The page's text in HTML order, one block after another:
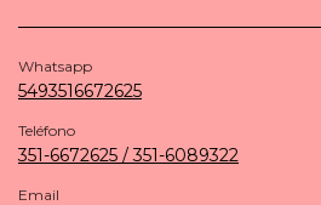
Whatsapp
5493516672625
Teléfono
351-6672625 / 351-6089322
Email